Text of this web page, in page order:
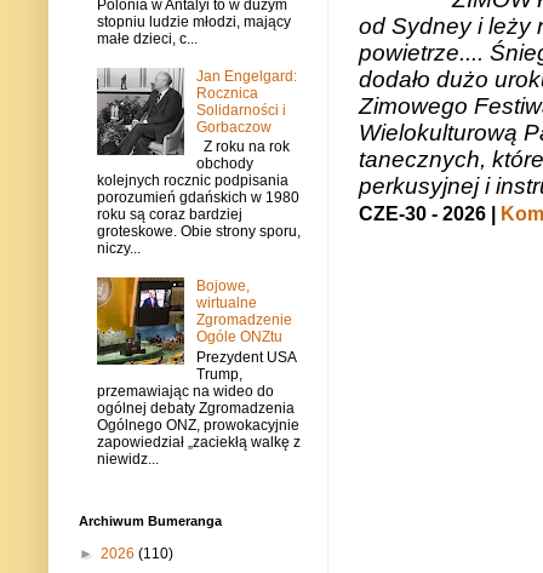
od Sydney i leży
powietrze....
dodało dużo
Zimowego
Wielokulturową
tanecznych,
perkusyjnej i
CZE-30 - 2026 |
Polonia w Antalyi to w dużym
stopniu ludzie młodzi, mający
małe dzieci, c...
Jan Engelgard:
Rocznica
Solidarności i
Gorbaczow
Z roku na rok
obchody
kolejnych rocznic podpisania
porozumień gdańskich w 1980
roku są coraz bardziej
groteskowe. Obie strony sporu,
niczy...
Bojowe,
wirtualne
Zgromadzenie
Ogóle ONZtu
Prezydent USA
Trump,
przemawiając na wideo do
ogólnej debaty Zgromadzenia
Ogólnego ONZ, prowokacyjnie
zapowiedział „zaciekłą walkę z
niewidz...
Archiwum Bumeranga
► 2026 (110)